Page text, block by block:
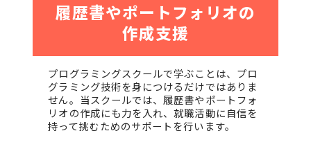
履歴書やポートフォリオの
作成支援
プログラミングスクールで学ぶことは、プロ
グラミング技術を身につけるだけではありま
せん。当スクールでは、履歴書やポートフォ
リオの作成にも力を入れ、就職活動に自信を
持って挑むためのサポートを行います。